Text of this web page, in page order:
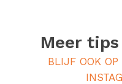
Meer
BLIJF OOK OP